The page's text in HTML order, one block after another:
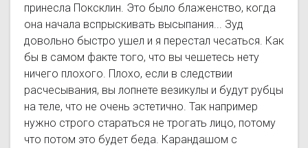
принесла Поксклин. Это было блаженство, когда
она начала вспрыскивать высыпания... Зуд
довольно быстро ушел и я перестал чесаться. Как
бы в самом факте того, что вы чешетесь нету
ничего плохого. Плохо, если в следствии
расчесывания, вы лопнете везикулы и будут рубцы
на теле, что не очень эстетично. Так например
нужно строго стараться не трогать лицо, потому
что потом это будет беда. Карандашом с